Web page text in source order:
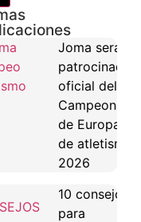
Joma será
patrocinador
oficial del
Campeonato
de Europa
de atletismo
2026
10 consejos
para